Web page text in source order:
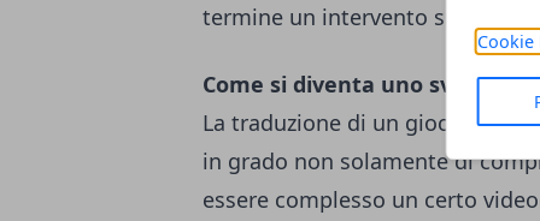
Cookie
termine un intervento
Come si diventa uno
La traduzione di un gioco vuol
in grado non solamente di
essere complesso un certo